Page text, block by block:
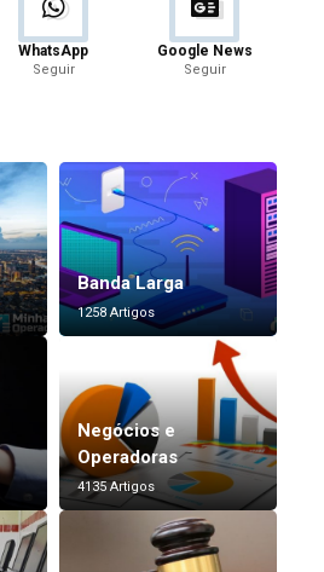
WhatsApp
Seguir
Google News
Seguir
Banda Larga
1258 Artigos
Negócios e
Operadoras
4135 Artigos